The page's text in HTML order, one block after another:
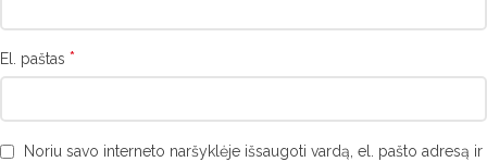
El. paštas *
Noriu savo interneto naršyklėje išsaugoti vardą, el. pašto adresą ir